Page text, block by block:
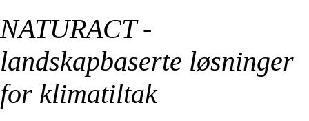
NATURACT -
landskapbaserte løsninger
for klimatiltak